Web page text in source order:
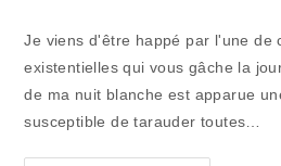
Je viens d'être happé par l'une de
existentielles qui vous gâche la
de ma nuit blanche est apparue
susceptible de tarauder toutes…